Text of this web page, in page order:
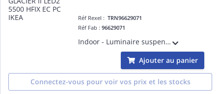
Réf Rexel :TRN96629071
Réf Fab :96629071
Indoor - Luminaire suspendu à LED - GLACIER II LED2 5500 HFIX EC PC IKEA
Ajouter au panier
Connectez-vous pour voir vos prix et les stocks